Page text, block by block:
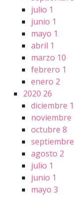
julio 1
junio 1
mayo 1
abril 1
marzo 10
febrero 1
enero 2
2020 26
diciembre 1
noviembre
octubre 8
septiembre
agosto 2
julio 1
junio 1
mayo 3